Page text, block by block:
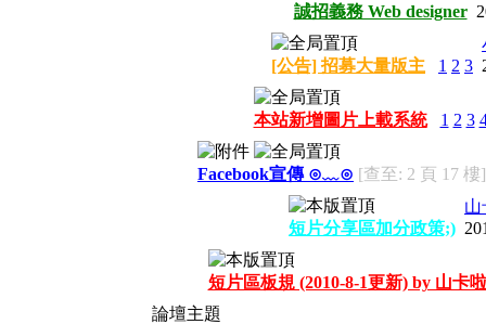
誠招義務 Web designer
[公告] 招募大量版主 1 2 3
本站新增圖片上載系統 1 2 3
Facebook宣傳 ⊙﹏⊙ [查至: 2 頁 17 樓]
短片分享區加分政策;)
山
短片區板規 (2010-8-1更新) by 山卡
論壇主題